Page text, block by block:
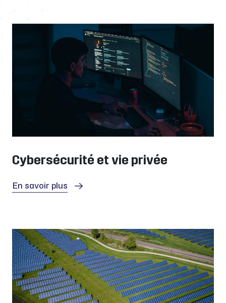
Cybersécurité et vie privée
En savoir plus